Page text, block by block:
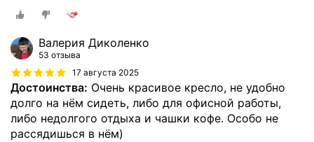
Валерия Диколенко
53 отзыва
17 августа 2025
Достоинства: Очень красивое кресло, не удобно
долго на нём сидеть, либо для офисной работы,
либо недолгого отдыха и чашки кофе. Особо не
рассядишься в нём)